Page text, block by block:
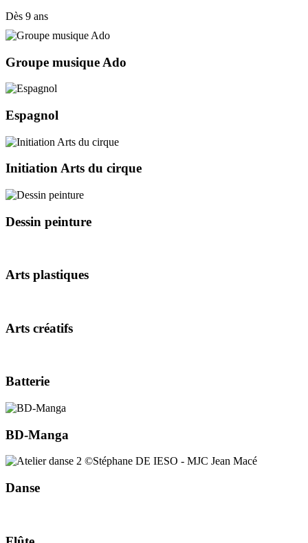
Dès 9 ans
Groupe musique Ado
Espagnol
Initiation Arts du cirque
Dessin peinture
Arts plastiques
Arts créatifs
Batterie
BD-Manga
Danse